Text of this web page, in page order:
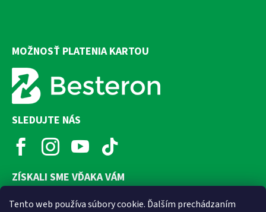
Tento web používa súbory cookie. Ďalším prechádzaním
MOŽNOSŤ PLATENIA KARTOU
SLEDUJTE NÁS
ZÍSKALI SME VĎAKA VÁM